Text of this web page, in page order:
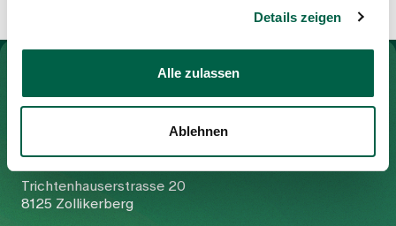
Details zeigen
Alle zulassen
Ablehnen
Trichtenhauserstrasse 20
8125 Zollikerberg